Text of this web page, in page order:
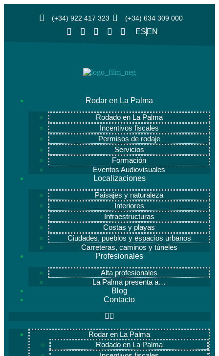
(+34) 922 417 323 (+34) 634 309 000
ES EN
Rodar en La Palma
Rodado en La Palma
Incentivos fiscales
Permisos de rodaje
Servicios
Formación
Eventos Audiovisuales
Localizaciones
Paisajes y naturaleza
Interiores
Infraestructuras
Costas y playas
Ciudades, pueblos y espacios urbanos
Carreteras, caminos y túneles
Profesionales
Alta profesionales
La Palma presenta a…
Blog
Contacto
Rodar en La Palma
Rodado en La Palma